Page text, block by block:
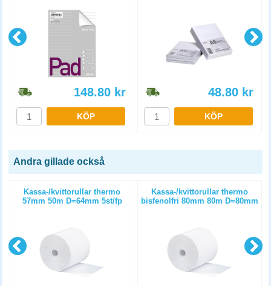
148.80 kr
KÖP
48.80 kr
KÖP
Andra gillade också
Kassa-/kvittorullar thermo
57mm 50m D=64mm 5st/fp
Kassa-/kvittorullar thermo
bisfenolfri 80mm 80m D=80mm